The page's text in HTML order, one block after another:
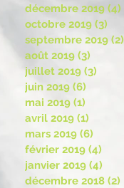
décembre 2019 (4)
octobre 2019 (3)
septembre 2019 (2)
août 2019 (3)
juillet 2019 (3)
juin 2019 (6)
mai 2019 (1)
avril 2019 (1)
mars 2019 (6)
février 2019 (4)
janvier 2019 (4)
décembre 2018 (2)